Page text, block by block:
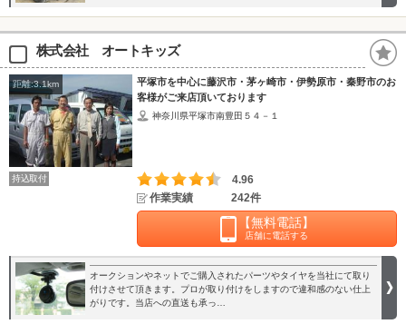
株式会社 オートキッズ
距離:3.1km
平塚市を中心に藤沢市・茅ヶ崎市・伊勢原市・秦野市のお
客様がご来店頂いております
神奈川県平塚市南豊田５４－１
持込取付
4.96
作業実績
242件
【無料電話】
店舗に電話する
オークションやネットでご購入されたパーツやタイヤを当社にて取り
付けさせて頂きます。プロが取り付けをしますので違和感のない仕上
がりです。当店への直送も承っ…